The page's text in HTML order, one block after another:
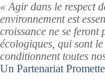
« Agir dans le respect
environnement est
croissance ne se feront
écologiques, qui sont
conditionnent toutes
Un Partenariat